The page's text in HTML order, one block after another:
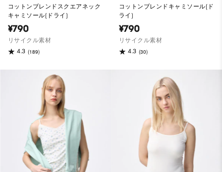
コットンブレンドスクエアネック
キャミソール(ドライ)
¥790
リサイクル素材
4.3 (189)
コットンブレンドキャミソール(ド
ライ)
¥790
リサイクル素材
4.3 (30)